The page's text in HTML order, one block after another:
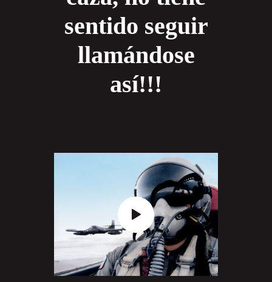
sentido seguir
llamándose
así!!!